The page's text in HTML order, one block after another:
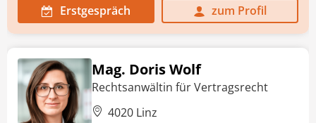
Erstgespräch zum Profil
Mag. Doris Wolf
Rechtsanwältin für Vertragsrecht
4020 Linz